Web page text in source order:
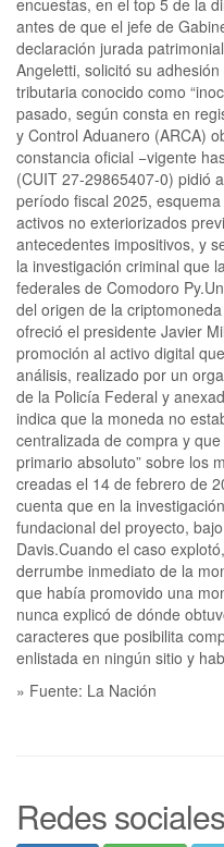
antes de que el jefe de
declaración jurada
Angeletti, solicitó su
tributaria conocido como
pasado, según consta en
y Control Aduanero (ARCA)
constancia oficial −vigente
(CUIT 27-29865407-0) pidió
período fiscal 2025,
activos no exteriorizados
antecedentes impositivos, y
la investigación criminal que
federales de Comodoro
del origen de la
ofreció el presidente Javier
promoción al activo digital
análisis, realizado por un
de la Policía Federal y
indica que la moneda no
centralizada de compra y
primario absoluto” sobre los
creadas el 14 de febrero de
cuenta que en la
fundacional del proyecto,
Davis.Cuando el caso
derrumbe inmediato de la
que había promovido una
nunca explicó de dónde
caracteres que posibilita
enlistada en ningún sitio y
» Fuente: La Nación
Redes